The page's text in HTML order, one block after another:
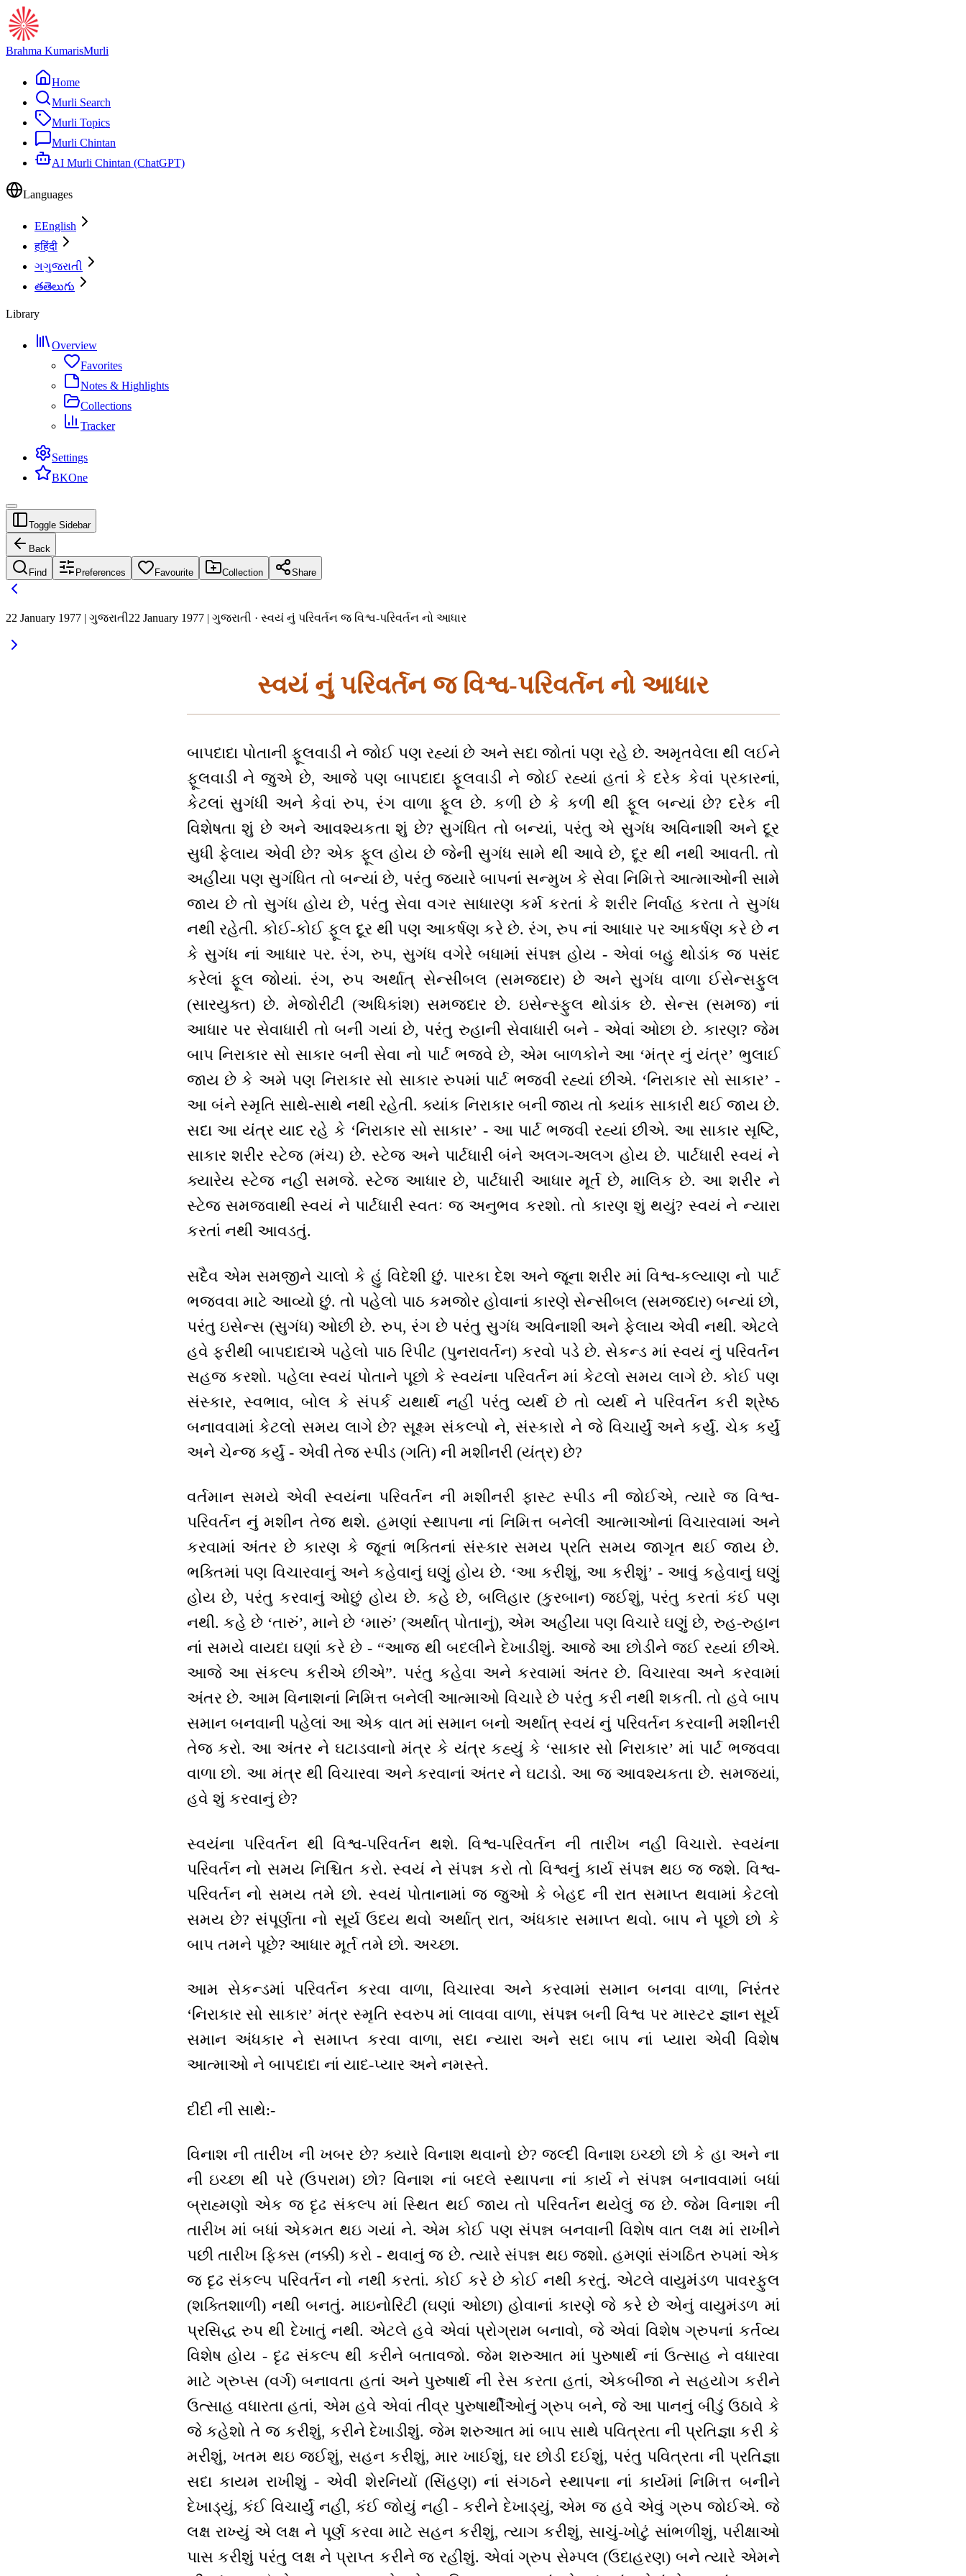
Brahma KumarisMurli
Home
Murli Search
Murli Topics
Murli Chintan
AI Murli Chintan (ChatGPT)
Languages
EEnglish
हहिंदी
ગગુજરાતી
తతెలుగు
Library
Overview
Favorites
Notes & Highlights
Collections
Tracker
Settings
BKOne
Toggle Sidebar
Back
Find Preferences Favourite Collection Share
22 January 1977 | ગુજરાતી22 January 1977 | ગુજરાતી · સ્વયં નું પરિવર્તન જ વિશ્વ-પરિવર્તન નો આધાર
સ્વયં નું પરિવર્તન જ વિશ્વ-પરિવર્તન નો આધાર
બાપદાદા પોતાની ફૂલવાડી ને જોઈ પણ રહ્યાં છે અને સદા જોતાં પણ રહે છે. અમૃતવેલા થી લઈને
ફૂલવાડી ને જુએ છે, આજે પણ બાપદાદા ફૂલવાડી ને જોઈ રહ્યાં હતાં કે દરેક કેવાં પ્રકારનાં,
કેટલાં સુગંધી અને કેવાં રુપ, રંગ વાળા ફૂલ છે. કળી છે કે કળી થી ફૂલ બન્યાં છે? દરેક ની
વિશેષતા શું છે અને આવશ્યકતા શું છે? સુગંધિત તો બન્યાં, પરંતુ એ સુગંધ અવિનાશી અને દૂર
સુધી ફેલાય એવી છે? એક ફૂલ હોય છે જેની સુગંધ સામે થી આવે છે, દૂર થી નથી આવતી. તો
અહીંયા પણ સુગંધિત તો બન્યાં છે, પરંતુ જ્યારે બાપનાં સન્મુખ કે સેવા નિમિત્તે આત્માઓની સામે
જાય છે તો સુગંધ હોય છે, પરંતુ સેવા વગર સાધારણ કર્મ કરતાં કે શરીર નિર્વાહ કરતા તે સુગંધ
નથી રહેતી. કોઈ-કોઈ ફૂલ દૂર થી પણ આકર્ષણ કરે છે. રંગ, રુપ નાં આધાર પર આકર્ષણ કરે છે ન
કે સુગંધ નાં આધાર પર. રંગ, રુપ, સુગંધ વગેરે બધામાં સંપન્ન હોય - એવાં બહુ થોડાંક જ પસંદ
કરેલાં ફૂલ જોયાં. રંગ, રુપ અર્થાત્ સેન્સીબલ (સમજદાર) છે અને સુગંધ વાળા ઈસેન્સફુલ
(સારયુક્ત) છે. મેજોરીટી (અધિકાંશ) સમજદાર છે. ઇસેન્સ્ફુલ થોડાંક છે. સેન્સ (સમજ) નાં
આધાર પર સેવાધારી તો બની ગયાં છે, પરંતુ રુહાની સેવાધારી બને - એવાં ઓછા છે. કારણ? જેમ
બાપ નિરાકાર સો સાકાર બની સેવા નો પાર્ટ ભજવે છે, એમ બાળકોને આ ‘મંત્ર નું યંત્ર’ ભુલાઈ
જાય છે કે અમે પણ નિરાકાર સો સાકાર રુપમાં પાર્ટ ભજવી રહ્યાં છીએ. ‘નિરાકાર સો સાકાર’ -
આ બંને સ્મૃતિ સાથે-સાથે નથી રહેતી. ક્યાંક નિરાકાર બની જાય તો ક્યાંક સાકારી થઈ જાય છે.
સદા આ યંત્ર યાદ રહે કે ‘નિરાકાર સો સાકાર’ - આ પાર્ટ ભજવી રહ્યાં છીએ. આ સાકાર સૃષ્ટિ,
સાકાર શરીર સ્ટેજ (મંચ) છે. સ્ટેજ અને પાર્ટધારી બંને અલગ-અલગ હોય છે. પાર્ટધારી સ્વયં ને
ક્યારેય સ્ટેજ નહીં સમજે. સ્ટેજ આધાર છે, પાર્ટધારી આધાર મૂર્ત છે, માલિક છે. આ શરીર ને
સ્ટેજ સમજવાથી સ્વયં ને પાર્ટધારી સ્વતઃ જ અનુભવ કરશો. તો કારણ શું થયું? સ્વયં ને ન્યારા
કરતાં નથી આવડતું.
સદૈવ એમ સમજીને ચાલો કે હું વિદેશી છું. પારકા દેશ અને જૂના શરીર માં વિશ્વ-કલ્યાણ નો પાર્ટ
ભજવવા માટે આવ્યો છું. તો પહેલો પાઠ કમજોર હોવાનાં કારણે સેન્સીબલ (સમજદાર) બન્યાં છો,
પરંતુ ઇસેન્સ (સુગંધ) ઓછી છે. રુપ, રંગ છે પરંતુ સુગંધ અવિનાશી અને ફેલાય એવી નથી. એટલે
હવે ફરીથી બાપદાદાએ પહેલો પાઠ રિપીટ (પુનરાવર્તન) કરવો પડે છે. સેકન્ડ માં સ્વયં નું પરિવર્તન
સહજ કરશો. પહેલા સ્વયં પોતાને પૂછો કે સ્વયંના પરિવર્તન માં કેટલો સમય લાગે છે. કોઈ પણ
સંસ્કાર, સ્વભાવ, બોલ કે સંપર્ક યથાર્થ નહીં પરંતુ વ્યર્થ છે તો વ્યર્થ ને પરિવર્તન કરી શ્રેષ્ઠ
બનાવવામાં કેટલો સમય લાગે છે? સૂક્ષ્મ સંકલ્પો ને, સંસ્કારો ને જે વિચાર્યું અને કર્યું. ચેક કર્યું
અને ચેન્જ કર્યું - એવી તેજ સ્પીડ (ગતિ) ની મશીનરી (યંત્ર) છે?
વર્તમાન સમયે એવી સ્વયંના પરિવર્તન ની મશીનરી ફાસ્ટ સ્પીડ ની જોઈએ, ત્યારે જ વિશ્વ-
પરિવર્તન નું મશીન તેજ થશે. હમણાં સ્થાપના નાં નિમિત્ત બનેલી આત્માઓનાં વિચારવામાં અને
કરવામાં અંતર છે કારણ કે જૂનાં ભક્તિનાં સંસ્કાર સમય પ્રતિ સમય જાગૃત થઈ જાય છે.
ભક્તિમાં પણ વિચારવાનું અને કહેવાનું ઘણું હોય છે. ‘આ કરીશું, આ કરીશું’ - આવું કહેવાનું ઘણું
હોય છે, પરંતુ કરવાનું ઓછું હોય છે. કહે છે, બલિહાર (કુરબાન) જઈશું, પરંતુ કરતાં કંઈ પણ
નથી. કહે છે ‘તારું’, માને છે ‘મારું’ (અર્થાત્ પોતાનું), એમ અહીંયા પણ વિચારે ઘણું છે, રુહ-રુહાન
નાં સમયે વાયદા ઘણાં કરે છે - “આજ થી બદલીને દેખાડીશું. આજે આ છોડીને જઈ રહ્યાં છીએ.
આજે આ સંકલ્પ કરીએ છીએ”. પરંતુ કહેવા અને કરવામાં અંતર છે. વિચારવા અને કરવામાં
અંતર છે. આમ વિનાશનાં નિમિત્ત બનેલી આત્માઓ વિચારે છે પરંતુ કરી નથી શકતી. તો હવે બાપ
સમાન બનવાની પહેલાં આ એક વાત માં સમાન બનો અર્થાત્ સ્વયં નું પરિવર્તન કરવાની મશીનરી
તેજ કરો. આ અંતર ને ઘટાડવાનો મંત્ર કે યંત્ર કહ્યું કે ‘સાકાર સો નિરાકાર’ માં પાર્ટ ભજવવા
વાળા છો. આ મંત્ર થી વિચારવા અને કરવાનાં અંતર ને ઘટાડો. આ જ આવશ્યકતા છે. સમજ્યાં,
હવે શું કરવાનું છે?
સ્વયંના પરિવર્તન થી વિશ્વ-પરિવર્તન થશે. વિશ્વ-પરિવર્તન ની તારીખ નહીં વિચારો. સ્વયંના
પરિવર્તન નો સમય નિશ્ચિત કરો. સ્વયં ને સંપન્ન કરો તો વિશ્વનું કાર્ય સંપન્ન થઇ જ જશે. વિશ્વ-
પરિવર્તન નો સમય તમે છો. સ્વયં પોતાનામાં જ જુઓ કે બેહદ ની રાત સમાપ્ત થવામાં કેટલો
સમય છે? સંપૂર્ણતા નો સૂર્ય ઉદય થવો અર્થાત્ રાત, અંધકાર સમાપ્ત થવો. બાપ ને પૂછો છો કે
બાપ તમને પૂછે? આધાર મૂર્ત તમે છો. અચ્છા.
આમ સેકન્ડમાં પરિવર્તન કરવા વાળા, વિચારવા અને કરવામાં સમાન બનવા વાળા, નિરંતર
‘નિરાકાર સો સાકાર’ મંત્ર સ્મૃતિ સ્વરુપ માં લાવવા વાળા, સંપન્ન બની વિશ્વ પર માસ્ટર જ્ઞાન સૂર્ય
સમાન અંધકાર ને સમાપ્ત કરવા વાળા, સદા ન્યારા અને સદા બાપ નાં પ્યારા એવી વિશેષ
આત્માઓ ને બાપદાદા નાં યાદ-પ્યાર અને નમસ્તે.
દીદી ની સાથે:-
વિનાશ ની તારીખ ની ખબર છે? ક્યારે વિનાશ થવાનો છે? જલ્દી વિનાશ ઇચ્છો છો કે હા અને ના
ની ઇચ્છા થી પરે (ઉપરામ) છો? વિનાશ નાં બદલે સ્થાપના નાં કાર્ય ને સંપન્ન બનાવવામાં બધાં
બ્રાહ્મણો એક જ દૃઢ સંકલ્પ માં સ્થિત થઈ જાય તો પરિવર્તન થયેલું જ છે. જેમ વિનાશ ની
તારીખ માં બધાં એકમત થઇ ગયાં ને. એમ કોઈ પણ સંપન્ન બનવાની વિશેષ વાત લક્ષ માં રાખીને
પછી તારીખ ફિક્સ (નક્કી) કરો - થવાનું જ છે. ત્યારે સંપન્ન થઇ જશો. હમણાં સંગઠિત રુપમાં એક
જ દૃઢ સંકલ્પ પરિવર્તન નો નથી કરતાં. કોઈ કરે છે કોઈ નથી કરતું. એટલે વાયુમંડળ પાવરફુલ
(શક્તિશાળી) નથી બનતું. માઇનોરિટી (ઘણાં ઓછા) હોવાનાં કારણે જે કરે છે એનું વાયુમંડળ માં
પ્રસિદ્ધ રુપ થી દેખાતું નથી. એટલે હવે એવાં પ્રોગ્રામ બનાવો, જે એવાં વિશેષ ગ્રુપનાં કર્તવ્ય
વિશેષ હોય - દૃઢ સંકલ્પ થી કરીને બતાવજો. જેમ શરુઆત માં પુરુષાર્થ નાં ઉત્સાહ ને વધારવા
માટે ગ્રુપ્સ (વર્ગ) બનાવતા હતાં અને પુરુષાર્થ ની રેસ કરતા હતાં, એકબીજા ને સહયોગ કરીને
ઉત્સાહ વધારતા હતાં, એમ હવે એવાં તીવ્ર પુરુષાર્થીઓનું ગ્રુપ બને, જે આ પાનનું બીડું ઉઠાવે કે
જે કહેશો તે જ કરીશું, કરીને દેખાડીશું. જેમ શરુઆત માં બાપ સાથે પવિત્રતા ની પ્રતિજ્ઞા કરી કે
મરીશું, ખતમ થઇ જઈશું, સહન કરીશું, માર ખાઈશું, ઘર છોડી દઈશું, પરંતુ પવિત્રતા ની પ્રતિજ્ઞા
સદા કાયમ રાખીશું - એવી શેરનિયોં (સિંહણ) નાં સંગઠને સ્થાપના નાં કાર્યમાં નિમિત્ત બનીને
દેખાડ્યું, કંઈ વિચાર્યું નહીં, કંઈ જોયું નહીં - કરીને દેખાડ્યું, એમ જ હવે એવું ગ્રુપ જોઈએ. જે
લક્ષ રાખ્યું એ લક્ષ ને પૂર્ણ કરવા માટે સહન કરીશું, ત્યાગ કરીશું, સાચું-ખોટું સાંભળીશું, પરીક્ષાઓ
પાસ કરીશું પરંતુ લક્ષ ને પ્રાપ્ત કરીને જ રહીશું. એવાં ગ્રુપ સેમ્પલ (ઉદાહરણ) બને ત્યારે એમને